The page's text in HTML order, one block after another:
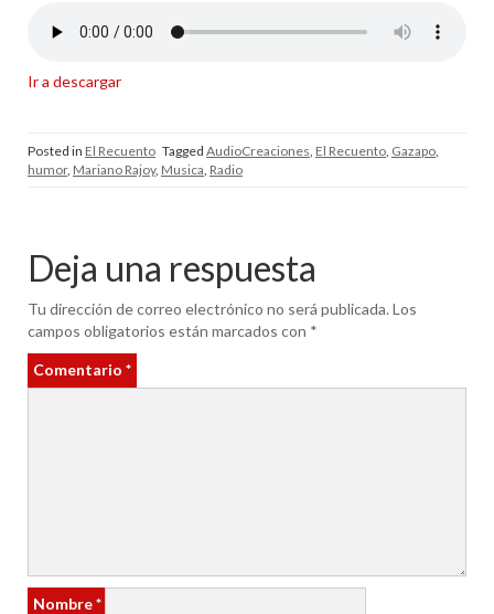
Ir a descargar
Posted in El Recuento Tagged AudioCreaciones, El Recuento, Gazapo,
humor, Mariano Rajoy, Musica, Radio
Deja una respuesta
Tu dirección de correo electrónico no será publicada. Los
campos obligatorios están marcados con *
Comentario *
Nombre*